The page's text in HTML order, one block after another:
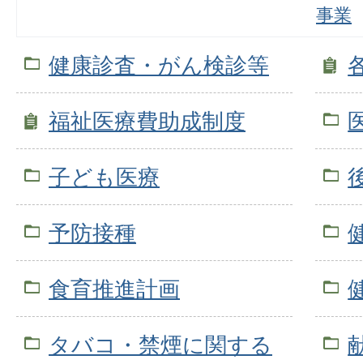
事業
健康診査・がん検診等
福祉医療費助成制度
子ども医療
予防接種
食育推進計画
タバコ・禁煙に関する